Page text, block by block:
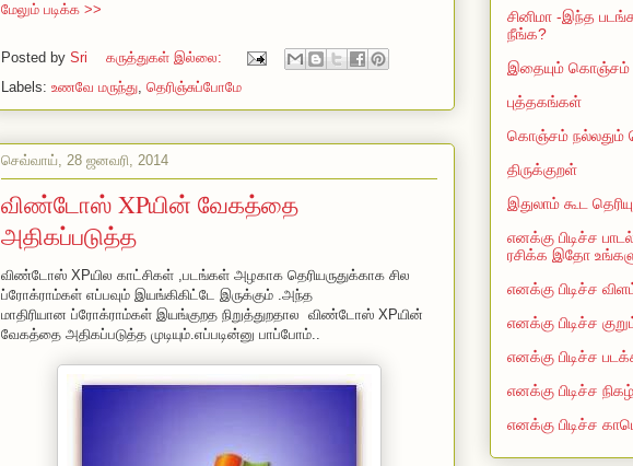
மேலும் படிக்க >>
Posted by Sri
கருத்துகள் இல்லை:
Labels: உணவே மருந்து, தெரிஞ்சுப்போமே
செவ்வாய், 28 ஜனவரி, 2014
விண்டோஸ் XPயின் வேகத்தை
அதிகப்படுத்த
விண்டோஸ் XPயில காட்சிகள் ,படங்கள் அழகாக தெரியருதுக்காக சில
ப்ரோக்ராம்கள் எப்பவும் இயங்கிகிட்டே இருக்கும் .அந்த
மாதிரியான ப்ரோக்ராம்கள் இயங்குறத நிறுத்துறதால விண்டோஸ் XPயின்
வேகத்தை அதிகப்படுத்த முடியும்.எப்படின்னு பாப்போம்..
சினிமா -இந்த
நீங்க?
இதையும் கொஞ்சம்
புத்தகங்கள்
கொஞ்சம் நல்லதும்
திருக்குறள்
இதுலாம் கூட
எனக்கு பிடிச்ச
ரசிக்க இதோ
எனக்கு பிடிச்ச
எனக்கு பிடிச்ச
எனக்கு பிடிச்ச
எனக்கு பிடிச்ச
எனக்கு பிடிச்ச